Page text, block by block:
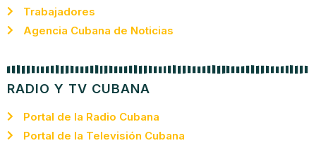
Trabajadores
Agencia Cubana de Noticias
RADIO Y TV CUBANA
Portal de la Radio Cubana
Portal de la Televisión Cubana